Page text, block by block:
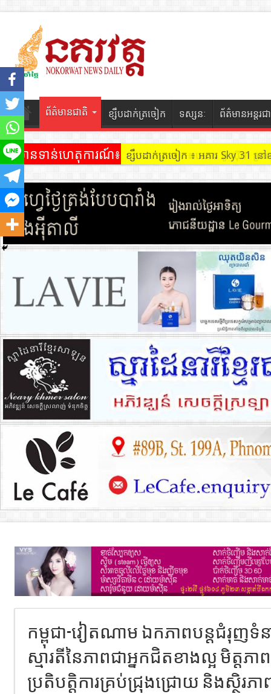
ព័ត៌មានជាតិ ខ្សឹបដាក់ត្រចៀក ទស្សនៈ ព័ត៌មានអន្តរជ
ព័ត៌មានទាន់ហេតុការណ៍៖ ខ្សឹបដាក់ត្រចៀក ៖ អគារ Sky 31
កម្ពុជា-វៀតណាម ឯកភាពបន្តជំរុញទំន
ស្មារតីនៃភាពជាអ្នកជិតខាងល្អ មិត្ត
ប្រតិបត្តិការគ្រប់ជ្រុងជ្រោយ និងស្ថិរភា